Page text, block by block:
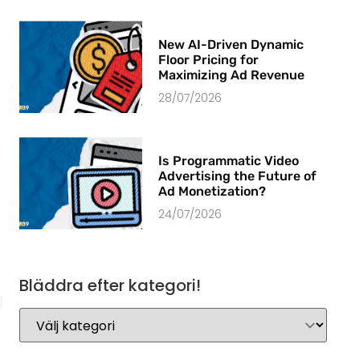
New AI-Driven Dynamic
Floor Pricing for
Maximizing Ad Revenue
28/07/2026
Is Programmatic Video
Advertising the Future of
Ad Monetization?
24/07/2026
Bläddra efter kategori!